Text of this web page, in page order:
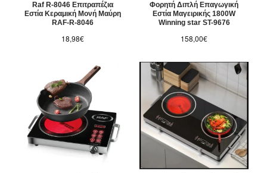
Raf R-8046 Επιτραπέζια
Εστία Κεραμική Μονή Μαύρη
RAF-R-8046
18,98€
Φορητή Διπλή Επαγωγική
Εστία Μαγειρικής 1800W
Winning star ST-9676
158,00€